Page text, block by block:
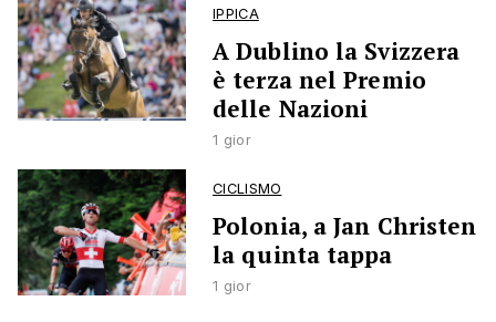
IPPICA
A Dublino la Svizzera
è terza nel Premio
delle Nazioni
1 gior
CICLISMO
Polonia, a Jan Christen
la quinta tappa
1 gior